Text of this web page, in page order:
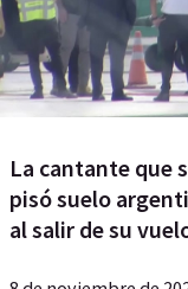
La cantante que
pisó suelo
al salir de su